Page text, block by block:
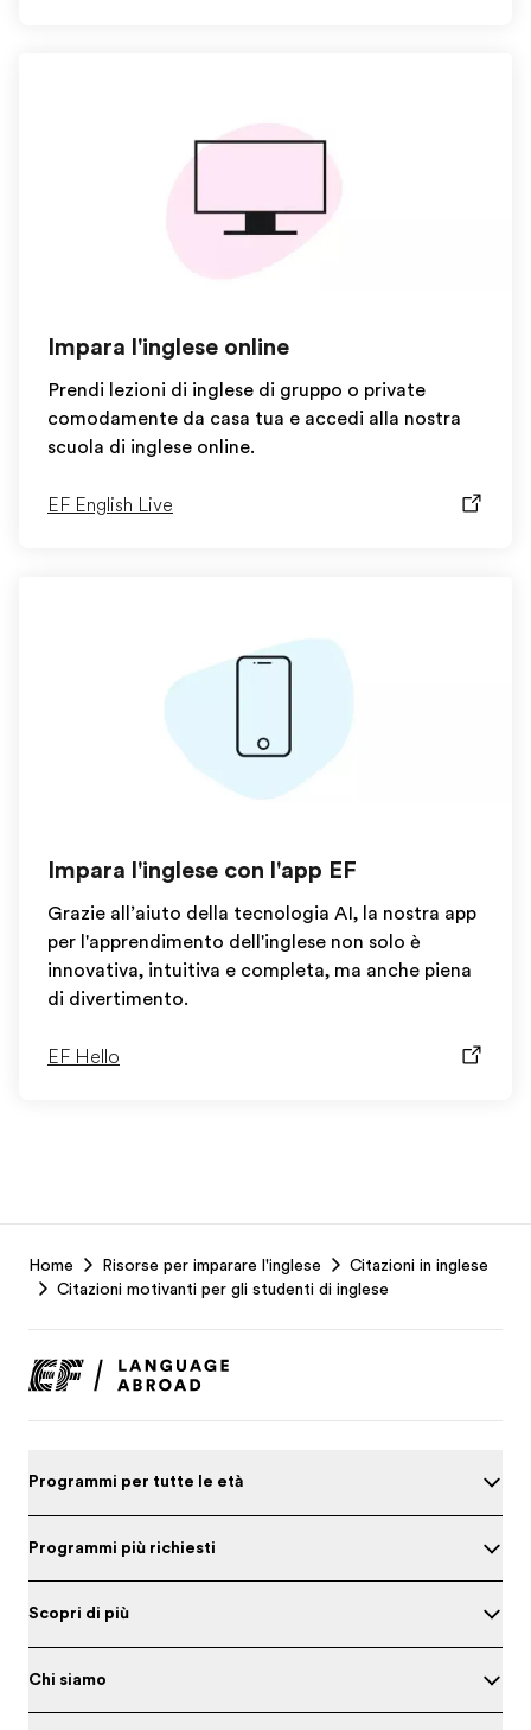
Impara l'inglese online
Prendi lezioni di inglese di gruppo o private
comodamente da casa tua e accedi alla nostra
scuola di inglese online.
EF English Live
Impara l'inglese con l'app EF
Grazie all’aiuto della tecnologia AI, la nostra app
per l'apprendimento dell'inglese non solo è
innovativa, intuitiva e completa, ma anche piena
di divertimento.
EF Hello
Footer
Home Risorse per imparare l'inglese
Citazioni in inglese
Citazioni motivanti per gli studenti di inglese
Programmi per tutte le età
Programmi più richiesti
Scopri di più
Chi siamo